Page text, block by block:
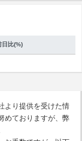
日比(%)
より提供を受けた情
めておりますが、弊